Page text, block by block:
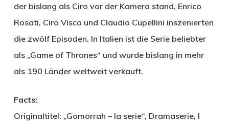
der bislang als Ciro vor der Kamera stand, Enrico
Rosati, Ciro Visco und Claudio Cupellini inszenierten
die zwölf Episoden. In Italien ist die Serie beliebter
als „Game of Thrones“ und wurde bislang in mehr
als 190 Länder weltweit verkauft.
Facts:
Originaltitel: „Gomorrah – la serie“, Dramaserie, I